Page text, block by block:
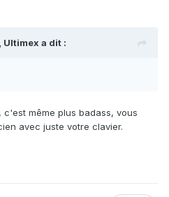
Ultimex a dit :
même plus badass, vous
avec juste votre clavier.